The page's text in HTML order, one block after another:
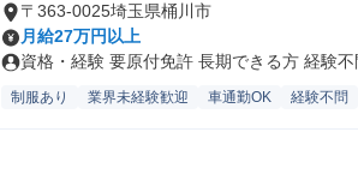
〒363-0025埼玉県桶川市
月給27万円以上
資格・経験 要原付免許 長期できる方 経験不
制服あり 業界未経験歓迎 車通勤OK 経験不問